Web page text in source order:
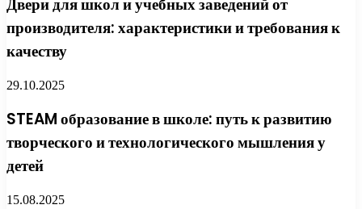
производителя: характеристики и требования к
качеству
29.10.2025
STEAM образование в школе: путь к развитию
творческого и технологического мышления у
детей
15.08.2025